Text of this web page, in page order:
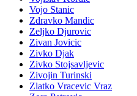
Vojo Stanic
Zdravko Mandic
Zeljko Djurovic
Zivan Jovicic
Zivko Djak
Zivko Stojsavljevic
Zivojin Turinski
Zlatko Vracevic Vraz